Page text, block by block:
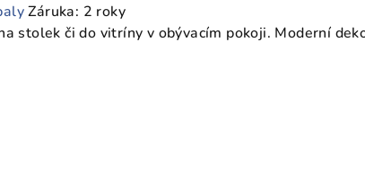
Záruka: 2 roky
stolek či do vitríny v obývacím pokoji. Moderní